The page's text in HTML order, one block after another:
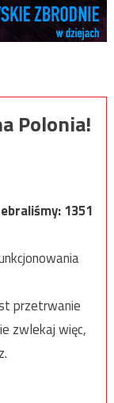
Polonia!
1351
przetrwanie
zwlekaj więc,